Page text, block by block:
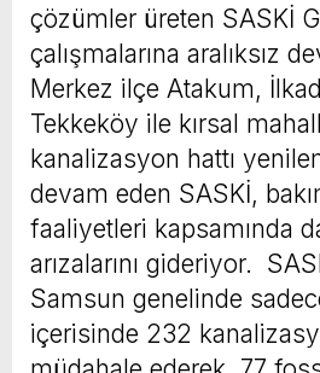
çözümler üreten SASKİ
çalışmalarına aralıksız
Merkez ilçe Atakum,
Tekkeköy ile kırsal
kanalizasyon hattı
devam eden SASKİ,
faaliyetleri kapsamında
arızalarını gideriyor.
Samsun genelinde
içerisinde 232